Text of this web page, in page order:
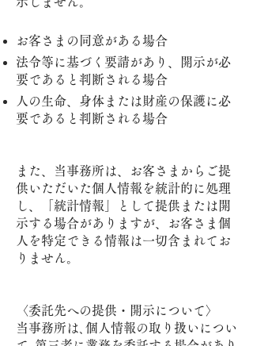
お客さまの同意がある場合
法令等に基づく要請があり、開示が必
要であると判断される場合
人の生命、身体または財産の保護に必
要であると判断される場合
また、当事務所は、お客さまからご提
供いただいた個人情報を統計的に処理
し、「統計情報」として提供または開
示する場合がありますが、お客さま個
人を特定できる情報は一切含まれてお
りません。
〈委託先への提供・開示について〉
当事務所は､個人情報の取り扱いについ